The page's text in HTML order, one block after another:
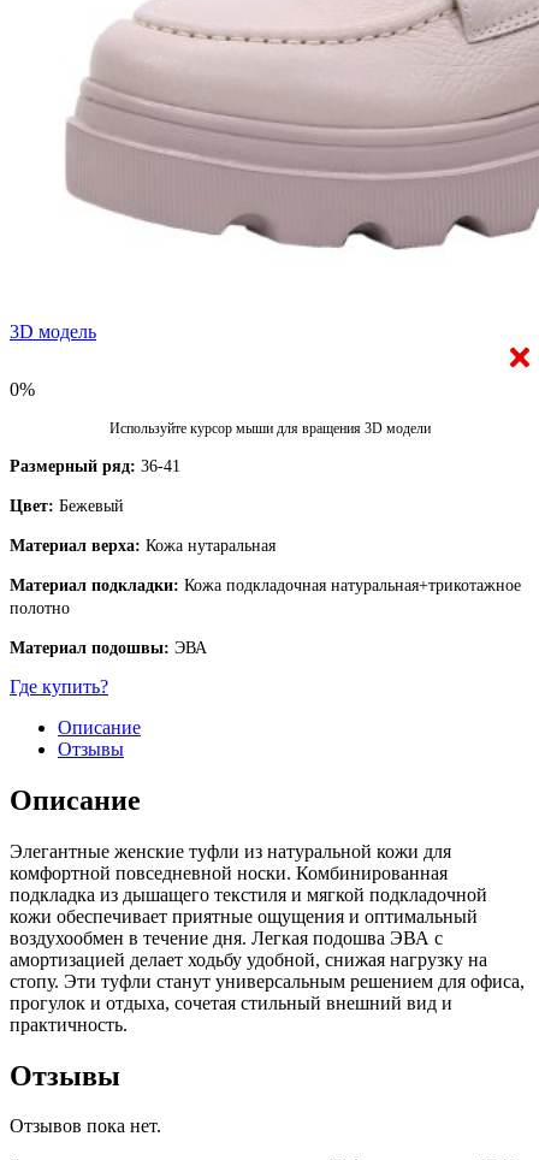
3D модель
0%
Используйте курсор мыши для вращения 3D модели
Размерный ряд: 36-41
Цвет: Бежевый
Материал верха: Кожа нутаральная
Материал подкладки: Кожа подкладочная натуральная+трикотажное
полотно
Материал подошвы: ЭВА
Где купить?
Описание
Отзывы
Описание
Элегантные женские туфли из натуральной кожи для
комфортной повседневной носки. Комбинированная
подкладка из дышащего текстиля и мягкой подкладочной
кожи обеспечивает приятные ощущения и оптимальный
воздухообмен в течение дня. Легкая подошва ЭВА с
амортизацией делает ходьбу удобной, снижая нагрузку на
стопу. Эти туфли станут универсальным решением для офиса,
прогулок и отдыха, сочетая стильный внешний вид и
практичность.
Отзывы
Отзывов пока нет.